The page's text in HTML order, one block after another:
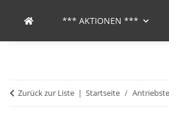
*** AKTIONEN ***
Zurück zur Liste Startseite